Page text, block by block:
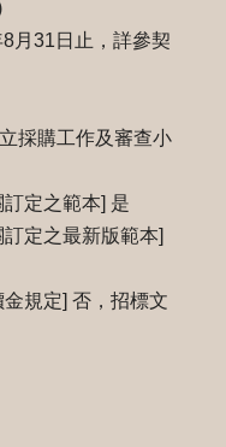
月31日止，詳參契
採購工作及審查小
定之範本] 是
定之最新版範本]
規定] 否，招標文